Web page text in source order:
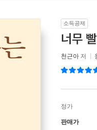
소득공제
너무
천근아 저
정가
판매가